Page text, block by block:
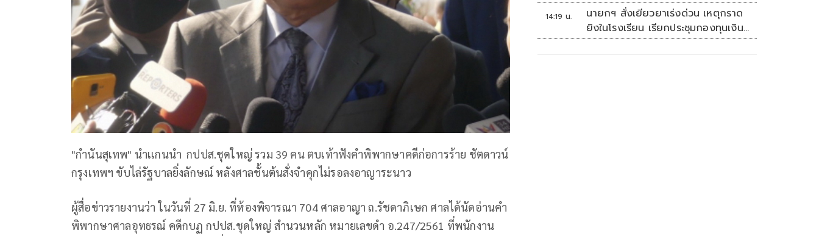
"กำนันสุเทพ" นำเเกนนำ กปปส.ชุดใหญ่ รวม 39 คน ตบเท้าฟังคำพิพากษาคดีก่อการร้าย ชัตดาวน์
กรุงเทพฯ ขับไล่รัฐบาลยิ่งลักษณ์ หลังศาลชั้นต้นสั่งจำคุกไม่รอลงอาญาระนาว
ผู้สื่อข่าวรายงานว่า ในวันที่ 27 มิ.ย. ที่ห้องพิจารณา 704 ศาลอาญา ถ.รัชดาภิเษก ศาลได้นัดอ่านคำ
พิพากษาศาลอุทธรณ์ คดีกบฏ กปปส.ชุดใหญ่ สำนวนหลัก หมายเลขดำ อ.247/2561 ที่พนักงาน
14:19 น.
นายกฯ สั่งเยียวยาเร่งด่วน เหตุกราด
ยิงในโรงเรียน เรียกประชุมกองทุนเงิน
ช่วยเหลือฯทันที